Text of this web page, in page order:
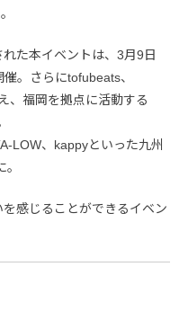
た本イベントは、3月9日
。さらにtofubeats、
、福岡を拠点に活動する
LOW、kappyといった九州
感じることができるイベン